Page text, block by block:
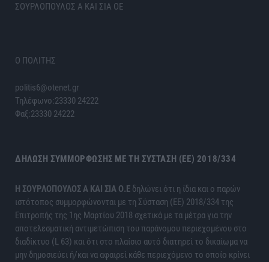
ΣΟΥΡΛΟΠΟΥΛΟΣ Α ΚΑΙ ΣΙΑ ΟΕ
Ο ΠΟΛΙΤΗΣ
politis6@otenet.gr
Τηλέφωνο:23330 24222
Φαξ:23330 24222
ΔΉΛΩΣΗ ΣΥΜΜΌΡΦΩΣΗΣ ΜΕ ΤΗ ΣΎΣΤΑΣΗ (ΕΕ) 2018/334
H ΣΟΥΡΛΟΠΟΥΛΟΣ Α ΚΑΙ ΣΙΑ Ο.Ε δηλώνει ότι η ίδια και ο παρών
ιστότοπος συμμορφώνονται με τη Σύσταση (ΕΕ) 2018/334 της
Επιτροπής της 1ης Μαρτίου 2018 σχετικά με τα μέτρα για την
αποτελεσματική αντιμετώπιση του παράνομου περιεχομένου στο
διαδίκτυο (L 63) και ότι στο πλαίσιο αυτό διατηρεί το δικαίωμα να
μην δημοσιεύει ή/και να αφαιρεί κάθε περιεχόμενο το οποίο κρίνει